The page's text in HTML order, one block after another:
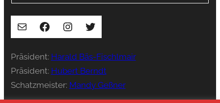
E-Mail Facebook Instagram Twitter
Präsident: Harald Bäs-Fischlmair
Präsident: Hubert Berndt
Schatzmeister: Mandy Geßner